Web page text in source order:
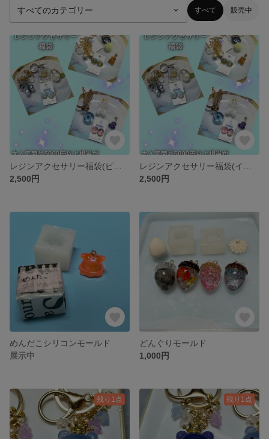
すべて 販売中
2,500円
2,500円
めんだこシリコンモールド
展示中
どんぐりモールド
1,000円
残り1点 残り1点